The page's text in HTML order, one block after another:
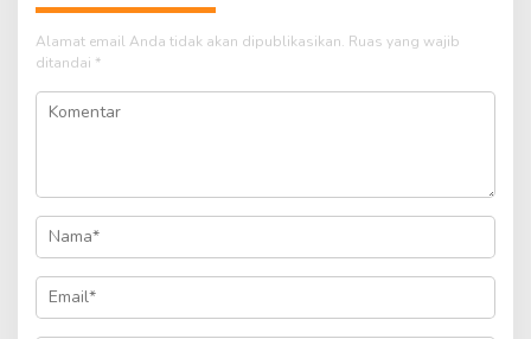
Alamat email Anda tidak akan dipublikasikan. Ruas yang wajib
ditandai *